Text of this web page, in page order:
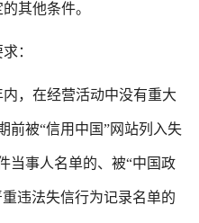
其他条件。
：
，在经营活动中没有重大
前被“信用中国”网站列入失
当事人名单的、被“中国政
违法失信行为记录名单的